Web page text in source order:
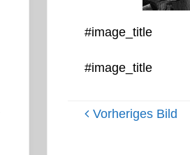
#image_title
#image_title
Vorheriges Bild